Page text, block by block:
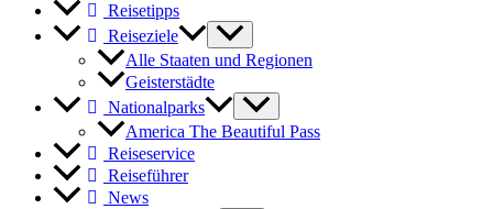
Reisetipps
Reiseziele
Alle Staaten und Regionen
Geisterstädte
Nationalparks
America The Beautiful Pass
Reiseservice
Reiseführer
News